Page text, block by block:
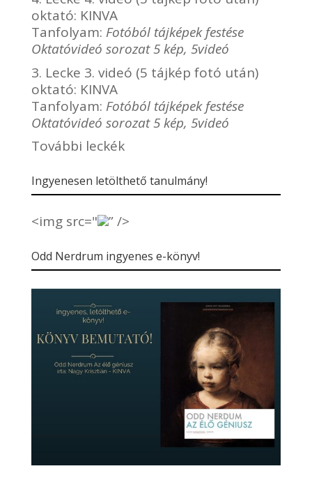
oktató: KINVA
Tanfolyam: Fotóból tájképek festése
Oktatóvideó sorozat 5 kép, 5videó
3. Lecke 3. videó (5 tájkép fotó után)
oktató: KINVA
Tanfolyam: Fotóból tájképek festése
Oktatóvideó sorozat 5 kép, 5videó
További leckék
Ingyenesen letölthető tanulmány!
<img src=" ” />
Odd Nerdrum ingyenes e-könyv!